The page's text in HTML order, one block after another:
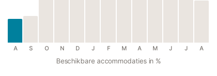
A S O N D J F M A M J J A
Beschikbare accommodaties in %